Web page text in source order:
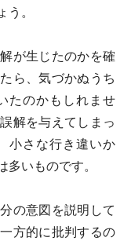
。
が生じたのかを確
ら、気づかぬうち
たのかもしれませ
解を与えてしまっ
小さな行き違いか
いものです。
の意図を説明して
方的に批判するの